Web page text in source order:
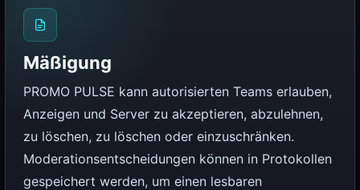
Mäßigung
PROMO PULSE kann autorisierten Teams erlauben,
Anzeigen und Server zu akzeptieren, abzulehnen,
zu löschen, zu löschen oder einzuschränken.
Moderationsentscheidungen können in Protokollen
gespeichert werden, um einen lesbaren